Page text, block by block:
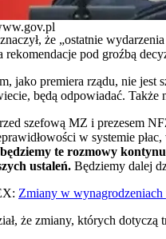
że „ostatnie
rekomendacje pod groźbą
jako premiera rządu, nie jest
będą odpowiadać.
szefową MZ i prezesem
w systemie
będziemy te rozmowy
ustaleń. Będziemy dalej
Zmiany w
że zmiany, których